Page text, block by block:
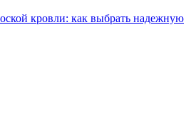
кровли: как выбрать надежную